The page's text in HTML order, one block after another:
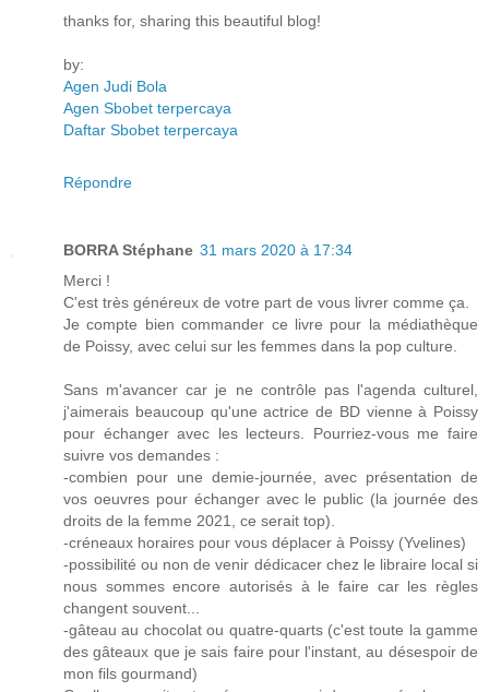
thanks for, sharing this beautiful blog!
by:
Agen Judi Bola
Agen Sbobet terpercaya
Daftar Sbobet terpercaya
Répondre
BORRA Stéphane 31 mars 2020 à 17:34
Merci !
C'est très généreux de votre part de vous livrer comme ça.
Je compte bien commander ce livre pour la médiathèque
de Poissy, avec celui sur les femmes dans la pop culture.
Sans m'avancer car je ne contrôle pas l'agenda culturel,
j'aimerais beaucoup qu'une actrice de BD vienne à Poissy
pour échanger avec les lecteurs. Pourriez-vous me faire
suivre vos demandes :
-combien pour une demie-journée, avec présentation de
vos oeuvres pour échanger avec le public (la journée des
droits de la femme 2021, ce serait top).
-créneaux horaires pour vous déplacer à Poissy (Yvelines)
-possibilité ou non de venir dédicacer chez le libraire local si
nous sommes encore autorisés à le faire car les règles
changent souvent...
-gâteau au chocolat ou quatre-quarts (c'est toute la gamme
des gâteaux que je sais faire pour l'instant, au désespoir de
mon fils gourmand)